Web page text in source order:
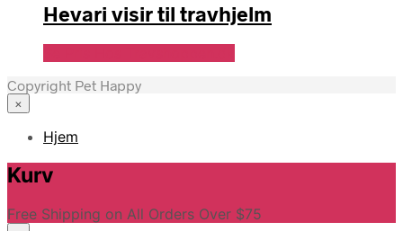
Hevari visir til travhjelm
Copyright Pet Happy
×
Hjem
Kurv
Free Shipping on All Orders Over $75